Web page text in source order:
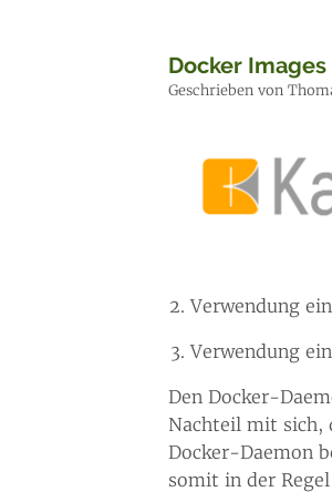
Docker
Geschrieben von
Verwendung
Verwendung
Den Docker-
Nachteil mit sich,
Docker-Daemon
somit in der Regel